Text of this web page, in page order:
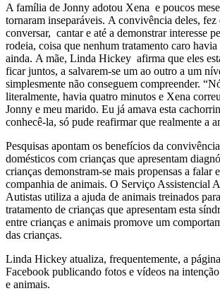
A família de Jonny adotou Xena e poucos
tornaram inseparáveis. A convivência deles, fez
conversar, cantar e até a demonstrar interesse
rodeia, coisa que nenhum tratamento caro
ainda. A mãe, Linda Hickey afirma que eles
ficar juntos, a salvarem-se um ao outro a um
simplesmente não conseguem compreender.
literalmente, havia quatro minutos e Xena
Jonny e meu marido. Eu já amava esta
conhecê-la, só pude reafirmar que realmente a
Pesquisas apontam os benefícios da
domésticos com crianças que apresentam
crianças demonstram-se mais propensas a falar
companhia de animais. O Serviço Assistencial
Autistas utiliza a ajuda de animais treinados
tratamento de crianças que apresentam esta
entre crianças e animais promove um
das crianças.
Linda Hickey atualiza, frequentemente, a
Facebook publicando fotos e vídeos na
e animais.